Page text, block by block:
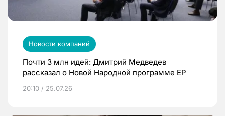
Новости компаний
Почти 3 млн идей: Дмитрий Медведев
рассказал о Новой Народной программе ЕР
20:10 / 25.07.26